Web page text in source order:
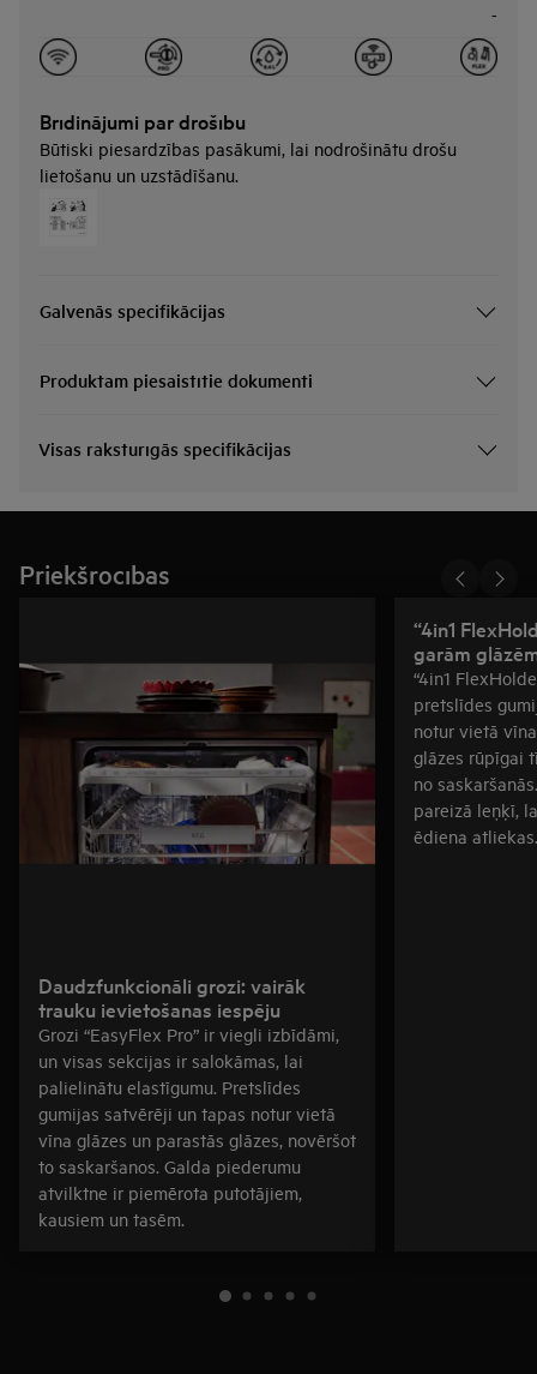
-
Brīdinājumi par drošību
Būtiski piesardzības pasākumi, lai nodrošinātu drošu
lietošanu un uzstādīšanu.
Galvenās specifikācijas
Produktam piesaistītie dokumenti
Visas raksturīgās specifikācijas
Priekšrocības
Daudzfunkcionāli grozi: vairāk
trauku ievietošanas iespēju
Grozi “EasyFlex Pro” ir viegli izbīdāmi,
un visas sekcijas ir salokāmas, lai
palielinātu elastīgumu. Pretslīdes
gumijas satvērēji un tapas notur vietā
vīna glāzes un parastās glāzes, novēršot
to saskaršanos. Galda piederumu
atvilktne ir piemērota putotājiem,
kausiem un tasēm.
“4in1
garām
“4in1
pretslīdes
notur vietā
glāzes rūpīgai
no
pareizā leņķī,
ēdiena atliekas.